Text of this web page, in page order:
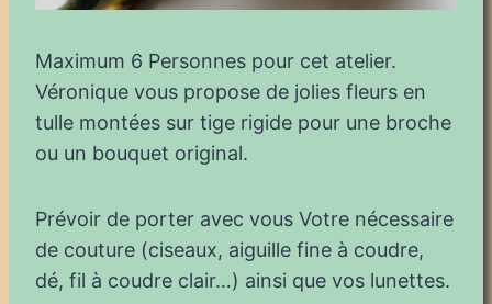
Maximum 6 Personnes pour cet atelier.
Véronique vous propose de jolies fleurs en
tulle montées sur tige rigide pour une broche
ou un bouquet original.
Prévoir de porter avec vous Votre nécessaire
de couture (ciseaux, aiguille fine à coudre,
dé, fil à coudre clair…) ainsi que vos lunettes.